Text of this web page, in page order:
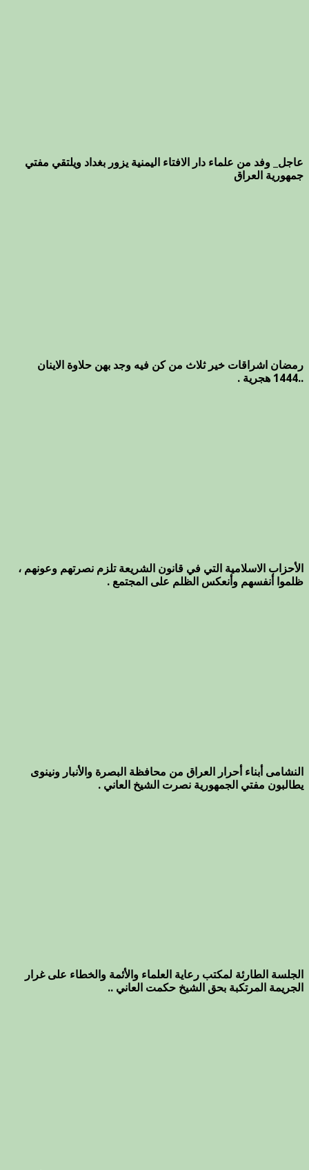
عاجل_ وفد من علماء دار الافتاء اليمنية يزور بغداد ويلتقي مفتي
جمهورية العراق
رمضان اشراقات خير ثلاث من كن فيه وجد بهن حلاوة الاينان
..1444 هجرية .
الأحزاب الاسلامية التي في قانون الشريعة تلزم نصرتهم وعونهم ،
ظلموا أنفسهم وأنعكس الظلم على المجتمع .
النشامى أبناء أحرار العراق من محافظة البصرة والأنبار ونينوى
يطالبون مفتي الجمهورية نصرت الشيخ العاني .
الجلسة الطارئة لمكتب رعاية العلماء والأئمة والخطاء على غرار
الجريمة المرتكبة بحق الشيخ حكمت العاني ..